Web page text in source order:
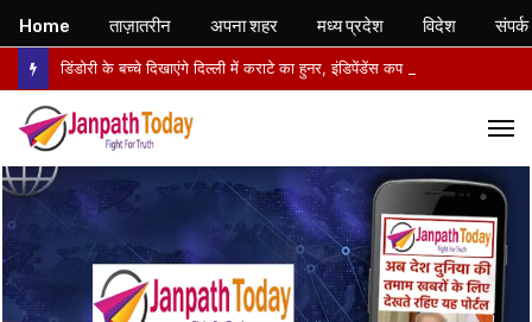
Home ताज़ातरीन अपना शहर मध्य प्रदेश विदेश संपर्क